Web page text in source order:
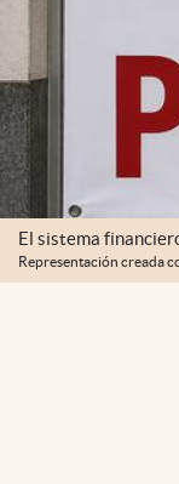
El sistema
Representación creada